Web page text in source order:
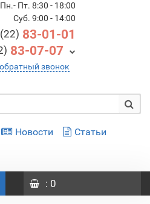
Пн.- Пт. 8:30 - 18:00
Суб. 9:00 - 14:00
+373 (22) 83-01-01
83-07-07
звонок
Новости Статьи
: 0